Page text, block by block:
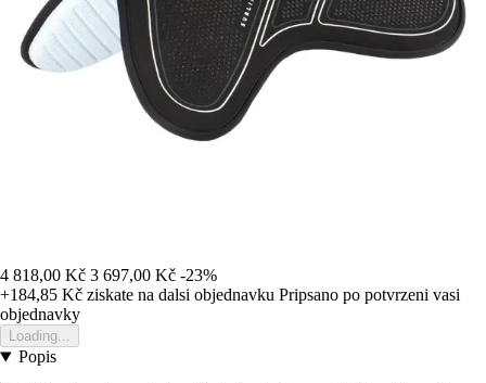
4 818,00 Kč 3 697,00 Kč -23%
+184,85 Kč ziskate na dalsi objednavku Pripsano po potvrzeni vasi
objednavky
Loading...
Popis